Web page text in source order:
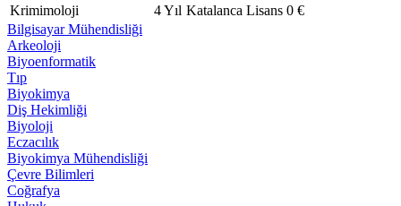
Krimimoloji
4 Yıl Katalanca Lisans 0 €
Bilgisayar Mühendisliği
Arkeoloji
Biyoenformatik
Tıp
Biyokimya
Diş Hekimliği
Biyoloji
Eczacılık
Biyokimya Mühendisliği
Çevre Bilimleri
Coğrafya